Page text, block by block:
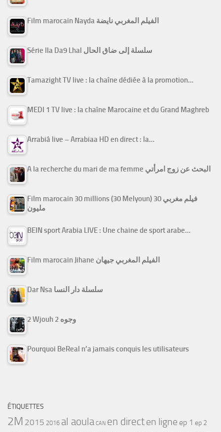
Film marocain Nayda الفيلم المغربي نايضة
Série Ila Da9 Lhal سلسلة إلى ضاق الحال
Tamazight TV live : la chaîne dédiée à la promotion…
MEDI 1 TV live : la chaîne Marocaine et du Grand Maghreb
Arrabiâ live – Arrabiaa HD en direct : la…
A la recherche du mari de ma femme البحث عن زوج امرأتي
Film marocain 30 millions (30 Melyoun) فيلم مغربي 30
مليون
BEIN sport Arabia LIVE : Une chaine de sport arabe…
Film marocain Jihane الفيلم المغربي جيهان
Dar Nsa سلسلة دار النسا
2 Wjouh 2 وجوه
Pourquoi BeReal n’a jamais conquis les utilisateurs
ÉTIQUETTES
2M 2015 2016 al aoula CAN en directen ligne ep 1 ep 2